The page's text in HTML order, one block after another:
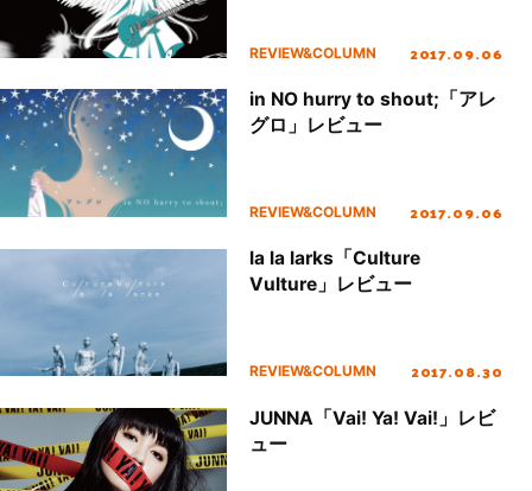
REVIEW&COLUMN 2017.09.06
in NO hurry to shout;「アレ
グロ」レビュー
REVIEW&COLUMN 2017.09.06
la la larks「Culture
Vulture」レビュー
REVIEW&COLUMN 2017.08.30
JUNNA「Vai! Ya! Vai!」レビ
ュー